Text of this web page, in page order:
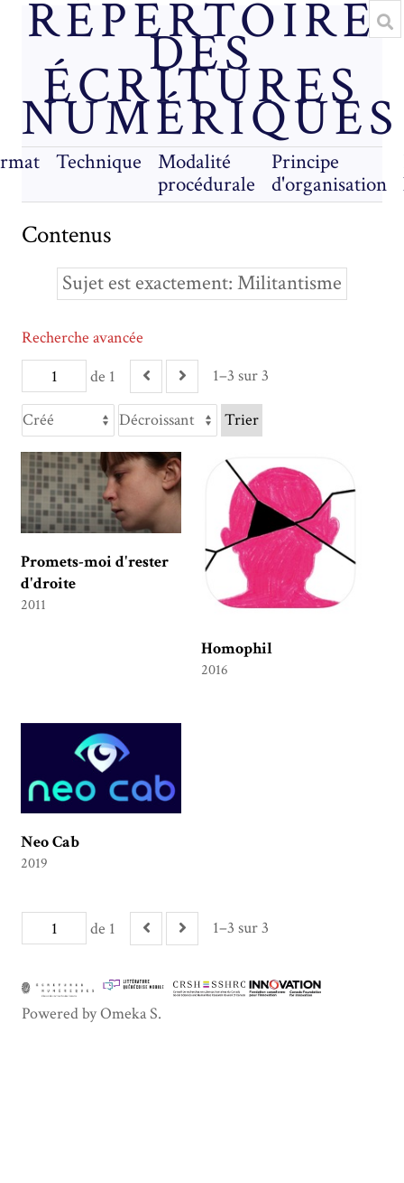
RÉPERTOIRE
DES
ÉCRITURES
NUMÉRIQUES
Technique
Modalité
procédurale
Principe
d'organisation
Contenus
Sujet est exactement Militantisme
de 1 1–3 sur 3
Recherche avancée
Trier
Promets-moi d'rester
d'droite
2011
Homophil
2016
Neo Cab
2019
de 1 1–3 sur 3
Powered by Omeka S.